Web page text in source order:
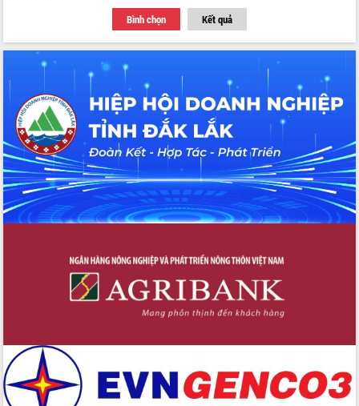
Thứ trưởng Bộ Y tế làm việc với tỉnh
Đắk Lắk về phát triển nhân lực y tế
cho trạm y tế cấp xã
Du lịch Đắk Lắk nâng tầm trải nghiệm
du khách thông qua Hệ thống cơ sở dữ
liệu và Bản đồ số
Tập huấn ứng dụng trí tuệ nhân tạo (AI)
trong thương mại điện tử năm 2026
Đoàn đại biểu Quốc hội tỉnh Đắk Lắk
trao đổi thông tin trước Kỳ họp thứ
nhất, Quốc hội khóa XVI
Quyết liệt cải cách hành chính, khơi
thông nguồn lực phát triển
tỉnh thông qua hiện đại hóa hành chính
Xã Ea Phê gắn cải cách hành chính với
Phó Chủ tịch Thường trực UBND tỉnh
tâm Phục vụ hành chính công xã Ea
Phê
Xây dựng nền hành chính số đồng
hành cùng nông dân dân, doanh nghiệp
Bình chọn Kết quả